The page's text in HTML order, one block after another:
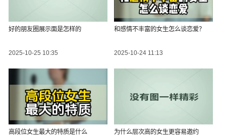
好的朋友圈展示面是怎样的
2025-10-25 10:35
和感情不丰富的女生怎么谈恋爱？
2025-10-24 11:13
高段位女生最大的特质是什么 为什么层次高的女生更容易邀约